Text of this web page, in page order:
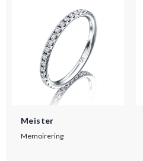
Meister
Memoirering